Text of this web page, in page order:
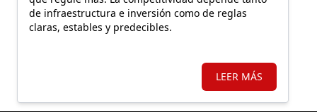
de infraestructura e inversión como de reglas
claras, estables y predecibles.
LEER MÁS